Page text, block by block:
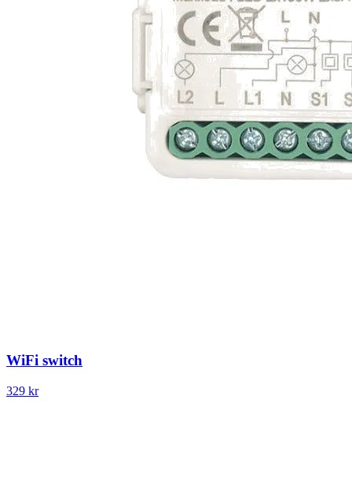
WiFi switch
329 kr